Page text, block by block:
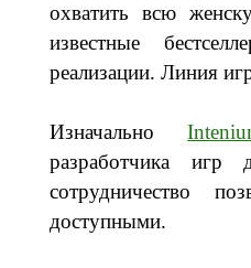
охватить всю
известные
реализации. Линия
Изначально
разработчика игр
сотрудничество
доступными.